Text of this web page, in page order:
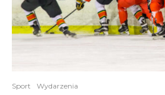
Sport Wydarzenia